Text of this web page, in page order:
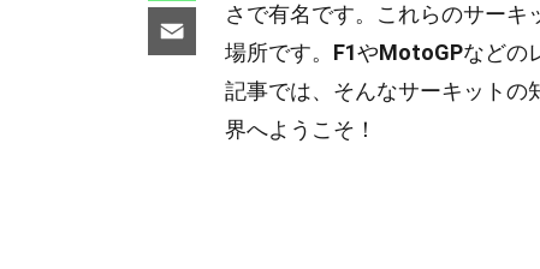
さで有名です。これらのサー
場所です。 F1やMotoGPなどの
記事では、そんなサーキットの
界へようこそ！